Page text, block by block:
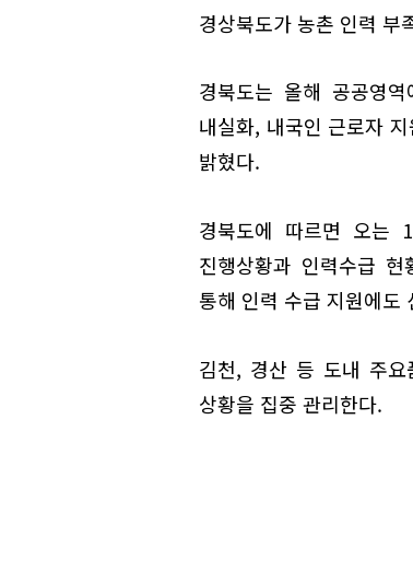
경상북도가 농촌 인력 부
경북도는 올해 공공영
내실화, 내국인 근로자
밝혔다.
경북도에 따르면 오는
진행상황과 인력수급
통해 인력 수급 지원에도
김천, 경산 등 도내 주요
상황을 집중 관리한다.